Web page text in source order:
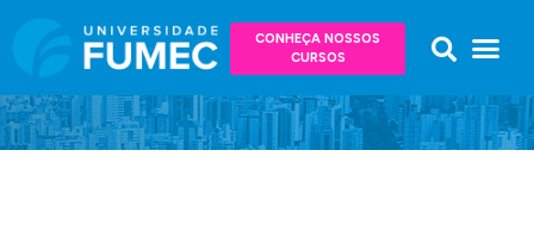
CONHEÇA NOSSOS
CURSOS